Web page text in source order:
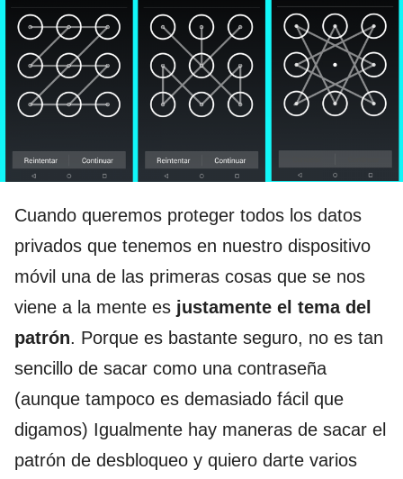
Cuando queremos proteger todos los datos
privados que tenemos en nuestro dispositivo
móvil una de las primeras cosas que se nos
viene a la mente es justamente el tema del
patrón. Porque es bastante seguro, no es tan
sencillo de sacar como una contraseña
(aunque tampoco es demasiado fácil que
digamos) Igualmente hay maneras de sacar el
patrón de desbloqueo y quiero darte varios